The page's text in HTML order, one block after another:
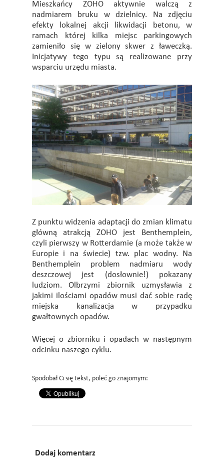
Mieszkańcy ZOHO aktywnie walczą z
nadmiarem bruku w dzielnicy. Na zdjęciu
efekty lokalnej akcji likwidacji betonu, w
ramach której kilka miejsc parkingowych
zamieniło się w zielony skwer z ławeczką.
Inicjatywy tego typu są realizowane przy
wsparciu urzędu miasta.
Z punktu widzenia adaptacji do zmian klimatu
główną atrakcją ZOHO jest Benthemplein,
czyli pierwszy w Rotterdamie (a może także w
Europie i na świecie) tzw. plac wodny. Na
Benthemplein problem nadmiaru wody
deszczowej jest (dosłownie!) pokazany
ludziom. Olbrzymi zbiornik uzmysławia z
jakimi ilościami opadów musi dać sobie radę
miejska kanalizacja w przypadku
gwałtownych opadów.
Więcej o zbiorniku i opadach w następnym
odcinku naszego cyklu.
Spodobał Ci się tekst, poleć go znajomym:
Dodaj komentarz